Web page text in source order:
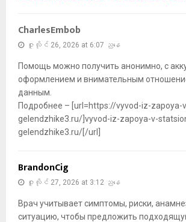
CharlesEmbob
ဇူလိုင် 26, 2026 at 6:07 ညနေ
Помощь можно получить анонимно, с
оформлением и внимательным
данным.
Подробнее – [url=https://vyvod-iz-zapoya-
gelendzhike3.ru/]vyvod-iz-zapoya-v-
gelendzhike3.ru/[/url]
BrandonCig
ဇူလိုင် 27, 2026 at 3:12 ညနေ
Врач учитывает симптомы, риски,
ситуацию, чтобы предложить